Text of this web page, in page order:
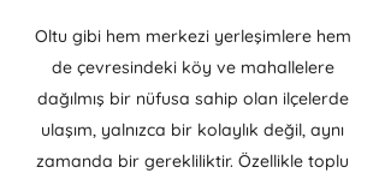
Oltu gibi hem merkezi yerleşimlere hem
de çevresindeki köy ve mahallelere
dağılmış bir nüfusa sahip olan ilçelerde
ulaşım, yalnızca bir kolaylık değil, aynı
zamanda bir gerekliliktir. Özellikle toplu